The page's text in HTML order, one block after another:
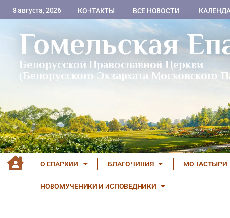
8 августа, 2026 КОНТАКТЫ ВСЕ НОВОСТИ
Гомельская
Белорусской Православной Церкви
(Белорусского Экзархата Московского
О ЕПАРХИИ БЛАГОЧИНИЯ МОНАСТЫРИ
НОВОМУЧЕНИКИ И ИСПОВЕДНИКИ